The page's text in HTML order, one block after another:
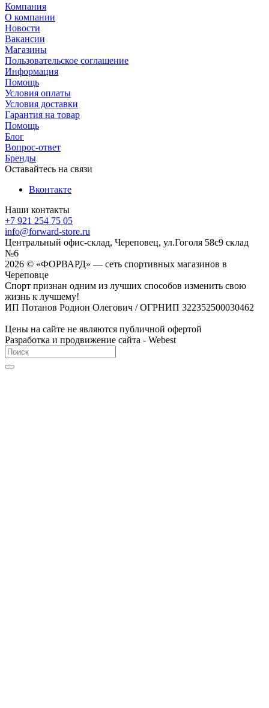
Компания
О компании
Новости
Вакансии
Магазины
Пользовательское соглашение
Информация
Помощь
Условия оплаты
Условия доставки
Гарантия на товар
Помощь
Блог
Вопрос-ответ
Бренды
Оставайтесь на связи
Вконтакте
Наши контакты
+7 921 254 75 05
info@forward-store.ru
Центральный офис-склад, Череповец, ул.Гоголя 58с9 склад
№6
2026 © «ФОРВАРД» — сеть спортивных магазинов в
Череповце
Спорт признан одним из лучших способов изменить свою
жизнь к лучшему!
ИП Потанов Родион Олегович / ОГРНИП 322352500030462
Цены на сайте не являются публичной офертой
Разработка и продвижение сайта - Webest